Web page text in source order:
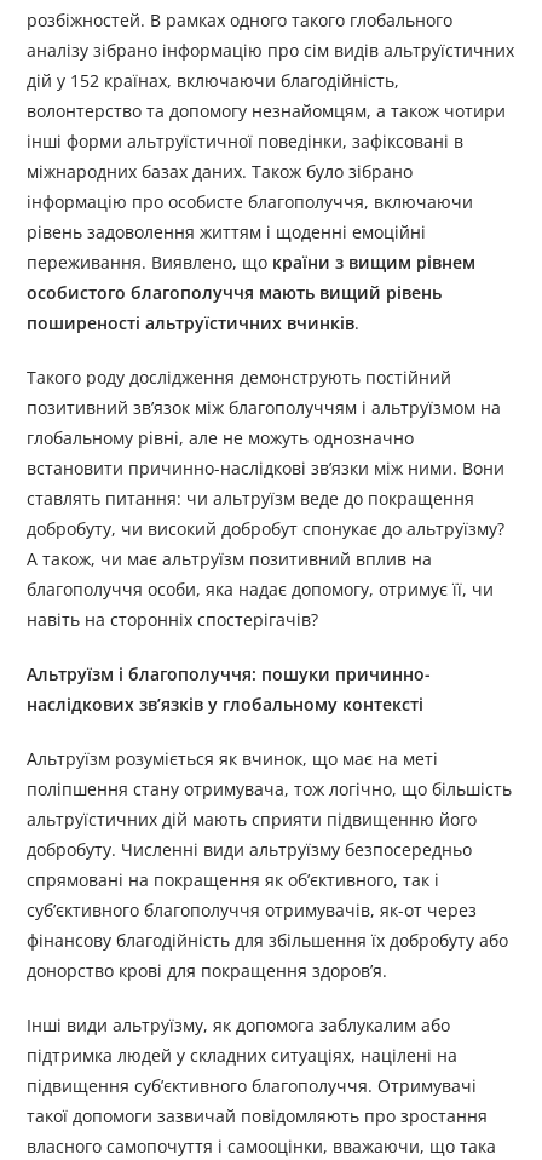
розбіжностей. В рамках одного такого глобального
аналізу зібрано інформацію про сім видів альтруїстичних
дій у 152 країнах, включаючи благодійність,
волонтерство та допомогу незнайомцям, а також чотири
інші форми альтруїстичної поведінки, зафіксовані в
міжнародних базах даних. Також було зібрано
інформацію про особисте благополуччя, включаючи
рівень задоволення життям і щоденні емоційні
переживання. Виявлено, що країни з вищим рівнем
особистого благополуччя мають вищий рівень
поширеності альтруїстичних вчинків.
Такого роду дослідження демонструють постійний
позитивний зв’язок між благополуччям і альтруїзмом на
глобальному рівні, але не можуть однозначно
встановити причинно-наслідкові зв’язки між ними. Вони
ставлять питання: чи альтруїзм веде до покращення
добробуту, чи високий добробут спонукає до альтруїзму?
А також, чи має альтруїзм позитивний вплив на
благополуччя особи, яка надає допомогу, отримує її, чи
навіть на сторонніх спостерігачів?
Альтруїзм і благополуччя: пошуки причинно-
наслідкових зв’язків у глобальному контексті
Альтруїзм розуміється як вчинок, що має на меті
поліпшення стану отримувача, тож логічно, що більшість
альтруїстичних дій мають сприяти підвищенню його
добробуту. Численні види альтруїзму безпосередньо
спрямовані на покращення як об’єктивного, так і
суб’єктивного благополуччя отримувачів, як-от через
фінансову благодійність для збільшення їх добробуту або
донорство крові для покращення здоров’я.
Інші види альтруїзму, як допомога заблукалим або
підтримка людей у складних ситуаціях, націлені на
підвищення суб’єктивного благополуччя. Отримувачі
такої допомоги зазвичай повідомляють про зростання
власного самопочуття і самооцінки, вважаючи, що така